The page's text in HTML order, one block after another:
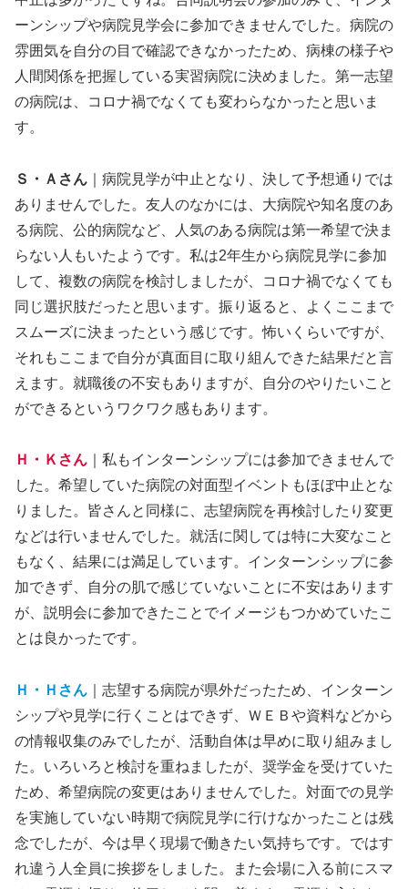
ーンシップや病院見学会に参加できませんでした。病院の
雰囲気を自分の目で確認できなかったため、病棟の様子や
人間関係を把握している実習病院に決めました。第一志望
の病院は、コロナ禍でなくても変わらなかったと思いま
す。
Ｓ・Ａさん ｜病院見学が中止となり、決して予想通りでは
ありませんでした。友人のなかには、大病院や知名度のあ
る病院、公的病院など、人気のある病院は第一希望で決ま
らない人もいたようです。私は2年生から病院見学に参加
して、複数の病院を検討しましたが、コロナ禍でなくても
同じ選択肢だったと思います。振り返ると、よくここまで
スムーズに決まったという感じです。怖いくらいですが、
それもここまで自分が真面目に取り組んできた結果だと言
えます。就職後の不安もありますが、自分のやりたいこと
ができるというワクワク感もあります。
Ｈ・Ｋさん ｜私もインターンシップには参加できませんで
した。希望していた病院の対面型イベントもほぼ中止とな
りました。皆さんと同様に、志望病院を再検討したり変更
などは行いませんでした。就活に関しては特に大変なこと
もなく、結果には満足しています。インターンシップに参
加できず、自分の肌で感じていないことに不安はあります
が、説明会に参加できたことでイメージもつかめていたこ
とは良かったです。
Ｈ・Ｈさん ｜志望する病院が県外だったため、インターン
シップや見学に行くことはできず、ＷＥＢや資料などから
の情報収集のみでしたが、活動自体は早めに取り組みまし
た。いろいろと検討を重ねましたが、奨学金を受けていた
ため、希望病院の変更はありませんでした。対面での見学
を実施していない時期で病院見学に行けなかったことは残
念でしたが、今は早く現場で働きたい気持ちです。ではす
れ違う人全員に挨拶をしました。また会場に入る前にスマ